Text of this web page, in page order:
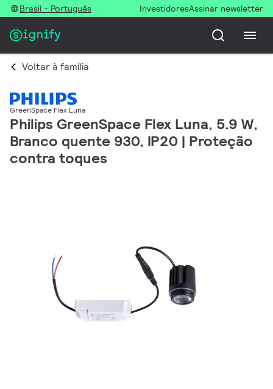
Brasil - Português InvestidoresAssinar newsletter
Voltar à família
GreenSpace Flex Luna
Philips GreenSpace Flex Luna, 5.9 W,
Branco quente 930, IP20 | Proteção
contra toques